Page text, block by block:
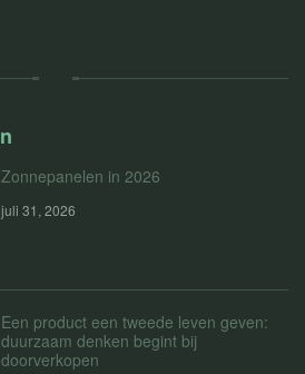
Zonnepanelen in 2026
juli 31, 2026
Een product een tweede leven geven:
duurzaam denken begint bij
doorverkopen